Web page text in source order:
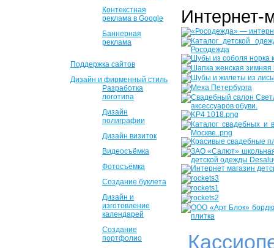
Контекстная
реклама в Google
Баннерная
реклама
Поддержка сайтов
Дизайн и фирменный стиль
Разработка
логотипа
Дизайн
полиграфии
Дизайн визиток
Видеосъёмка
Фотосъёмка
Создание буклета
Дизайн и
изготовление
календарей
Создание
портфолио
Интернет-